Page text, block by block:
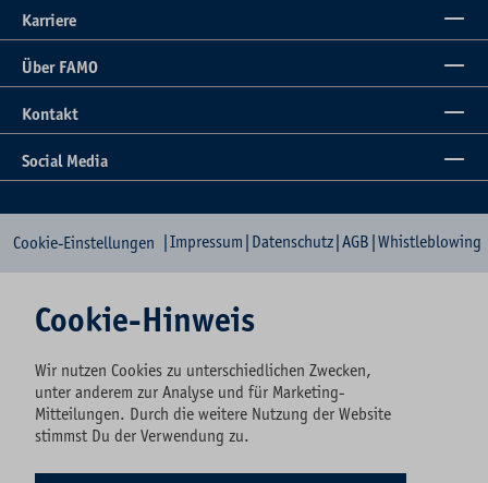
Karriere
Über FAMO
Kontakt
Social Media
Cookie-Einstellungen Impressum Datenschutz AGB Whistleblowing
Cookie-Hinweis
Wir nutzen Cookies zu unterschiedlichen Zwecken,
unter anderem zur Analyse und für Marketing-
Mitteilungen. Durch die weitere Nutzung der Website
stimmst Du der Verwendung zu.